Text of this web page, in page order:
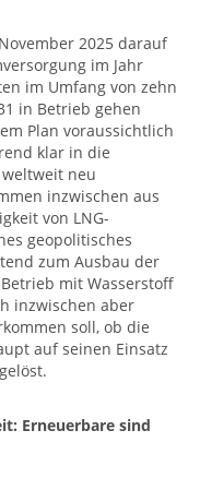
2025 darauf
im Jahr
im Umfang von zehn
in Betrieb gehen
Plan voraussichtlich
klar in die
neu
inzwischen aus
von LNG-
geopolitisches
zum Ausbau der
mit Wasserstoff
inzwischen aber
soll, ob die
auf seinen Einsatz
Erneuerbare sind